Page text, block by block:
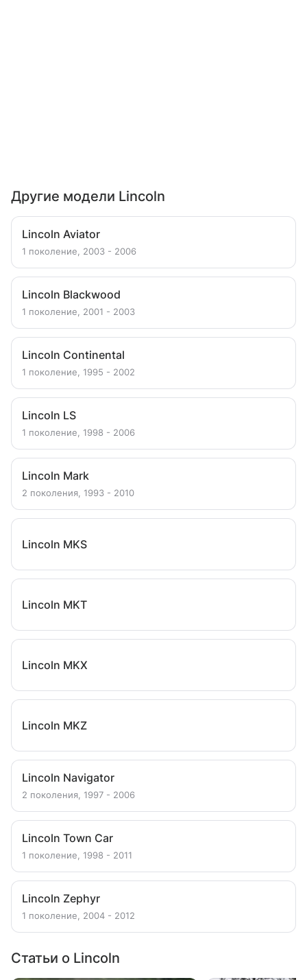
Другие модели Lincoln
Lincoln Aviator
1 поколение, 2003 - 2006
Lincoln Blackwood
1 поколение, 2001 - 2003
Lincoln Continental
1 поколение, 1995 - 2002
Lincoln LS
1 поколение, 1998 - 2006
Lincoln Mark
2 поколения, 1993 - 2010
Lincoln MKS
Lincoln MKT
Lincoln MKX
Lincoln MKZ
Lincoln Navigator
2 поколения, 1997 - 2006
Lincoln Town Car
1 поколение, 1998 - 2011
Lincoln Zephyr
1 поколение, 2004 - 2012
Статьи о Lincoln